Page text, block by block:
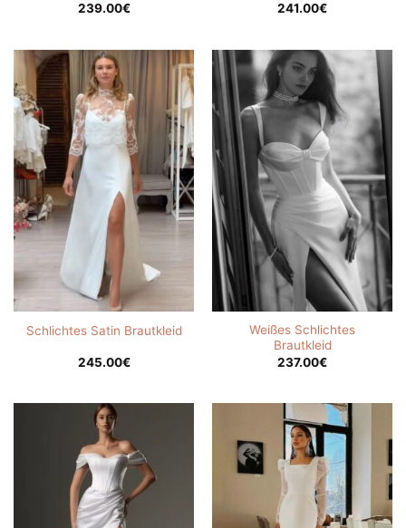
239.00€
241.00€
Schlichtes Satin Brautkleid
245.00€
Weißes Schlichtes
Brautkleid
237.00€